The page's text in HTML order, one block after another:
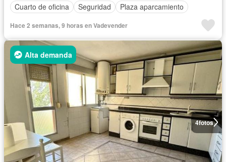
Cuarto de oficina
Seguridad Plaza aparcamiento
Hace 2 semanas, 9 horas en Vadevender
4fotos
Alta demanda